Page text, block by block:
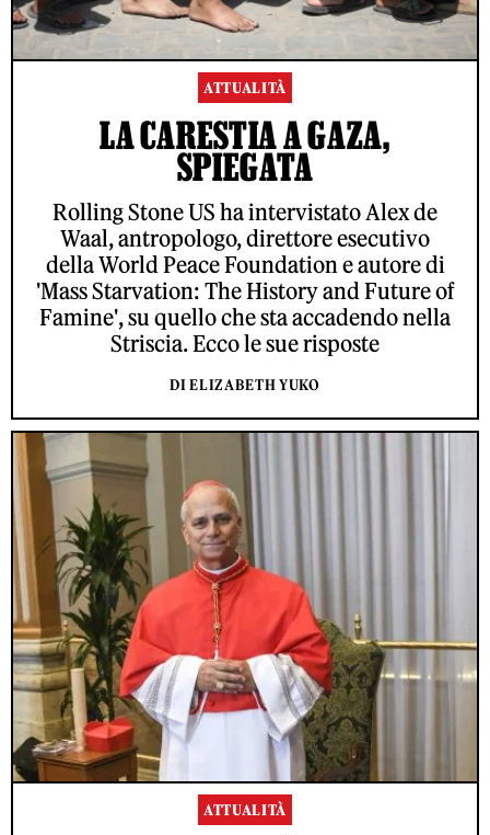
ATTUALITÀ
LA CARESTIA A GAZA,
SPIEGATA
Rolling Stone US ha intervistato Alex de
Waal, antropologo, direttore esecutivo
della World Peace Foundation e autore di
'Mass Starvation: The History and Future of
Famine', su quello che sta accadendo nella
Striscia. Ecco le sue risposte
DI ELIZABETH YUKO
ATTUALITÀ